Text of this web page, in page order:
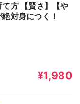
て方 【賢さ】【や
対身につく！
¥1,980